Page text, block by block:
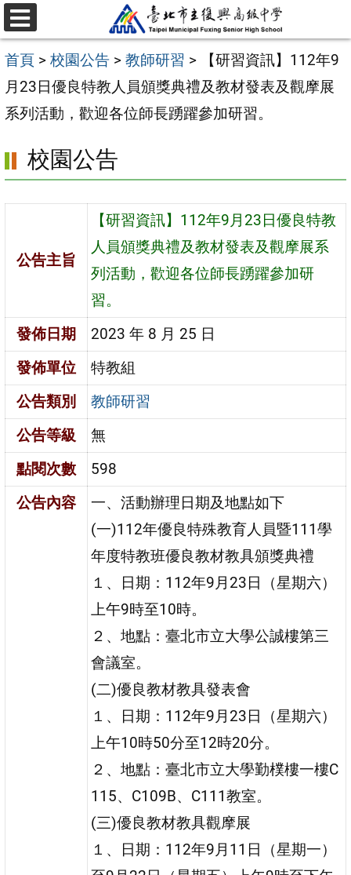
跳
至
主
要
內
區
選
單
首頁 > 校園公告 > 教師研習 >
【研習資訊】112年9
月23日優良特教人員頒獎典禮及教材發表及觀摩展
系列活動，歡迎各位師長踴躍參加研習。
校園公告
公告主旨
【研習資訊】112年9月23日優良特教
人員頒獎典禮及教材發表及觀摩展系
列活動，歡迎各位師長踴躍參加研
習。
發佈日期
2023 年 8 月 25 日
發佈單位
特教組
公告類別
教師研習
公告等級
無
點閱次數
598
公告內容
一、活動辦理日期及地點如下
(一)112年優良特殊教育人員暨111學
年度特教班優良教材教具頒獎典禮
１、日期：112年9月23日（星期六）
上午9時至10時。
２、地點：臺北市立大學公誠樓第三
會議室。
(二)優良教材教具發表會
１、日期：112年9月23日（星期六）
上午10時50分至12時20分。
２、地點：臺北市立大學勤樸樓一樓C
115、C109B、C111教室。
(三)優良教材教具觀摩展
１、日期：112年9月11日（星期一）